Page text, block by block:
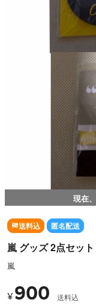
現在、
送料込 匿名配送
嵐 グッズ 2点セット
嵐
¥ 900 送料込